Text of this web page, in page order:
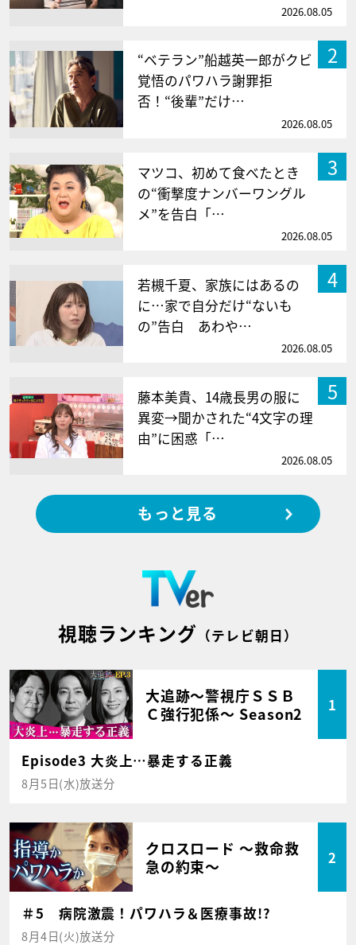
2026.08.05
2
“ベテラン”船越英一郎がクビ
覚悟のパワハラ謝罪拒
否！“後輩”だけ…
2026.08.05
3
マツコ、初めて食べたとき
の“衝撃度ナンバーワングル
メ”を告白「…
2026.08.05
4
若槻千夏、家族にはあるの
に…家で自分だけ“ないも
の”告白 あわや…
2026.08.05
5
藤本美貴、14歳長男の服に
異変→聞かされた“4文字の理
由”に困惑「…
2026.08.05
もっと見る
視聴ランキング （テレビ朝日）
大追跡～警視庁ＳＳＢ
Ｃ強行犯係～ Season2
1
Episode3 大炎上…暴走する正義
8月5日(水)放送分
クロスロード ～救命救
急の約束～
2
＃5 病院激震！パワハラ＆医療事故!?
8月4日(火)放送分